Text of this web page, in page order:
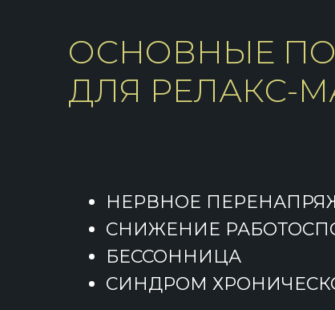
ОСНОВНЫЕ
ДЛЯ РЕЛАКС-
НЕРВНОЕ
СНИЖЕНИЕ
БЕССОННИЦА
СИНДРОМ